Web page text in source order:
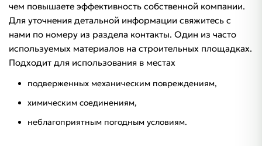
чем повышаете эффективность собственной компании.
Для уточнения детальной информации свяжитесь с
нами по номеру из раздела контакты. Один из часто
используемых материалов на строительных площадках.
Подходит для использования в местах
подверженных механическим повреждениям,
химическим соединениям,
неблагоприятным погодным условиям.